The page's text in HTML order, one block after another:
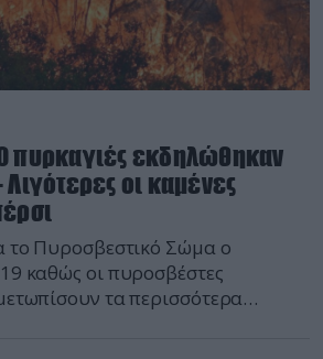
πυρκαγιές εκδηλώθηκαν
οι καμένες
το Πυροσβεστικό Σώμα ο
καθώς οι πυροσβέστες
τα περισσότερα